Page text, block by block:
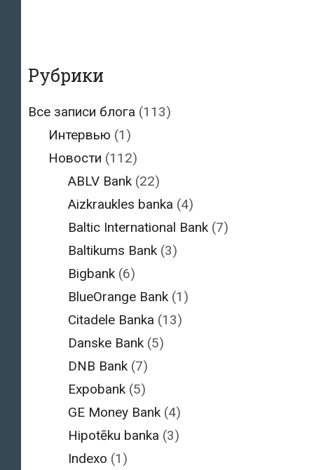
Рубрики
Все записи блога (113)
Интервью (1)
Новости (112)
ABLV Bank (22)
Aizkraukles banka (4)
Baltic International Bank (7)
Baltikums Bank (3)
Bigbank (6)
BlueOrange Bank (1)
Citadele Banka (13)
Danske Bank (5)
DNB Bank (7)
Expobank (5)
GE Money Bank (4)
Hipotēku banka (3)
Indexo (1)